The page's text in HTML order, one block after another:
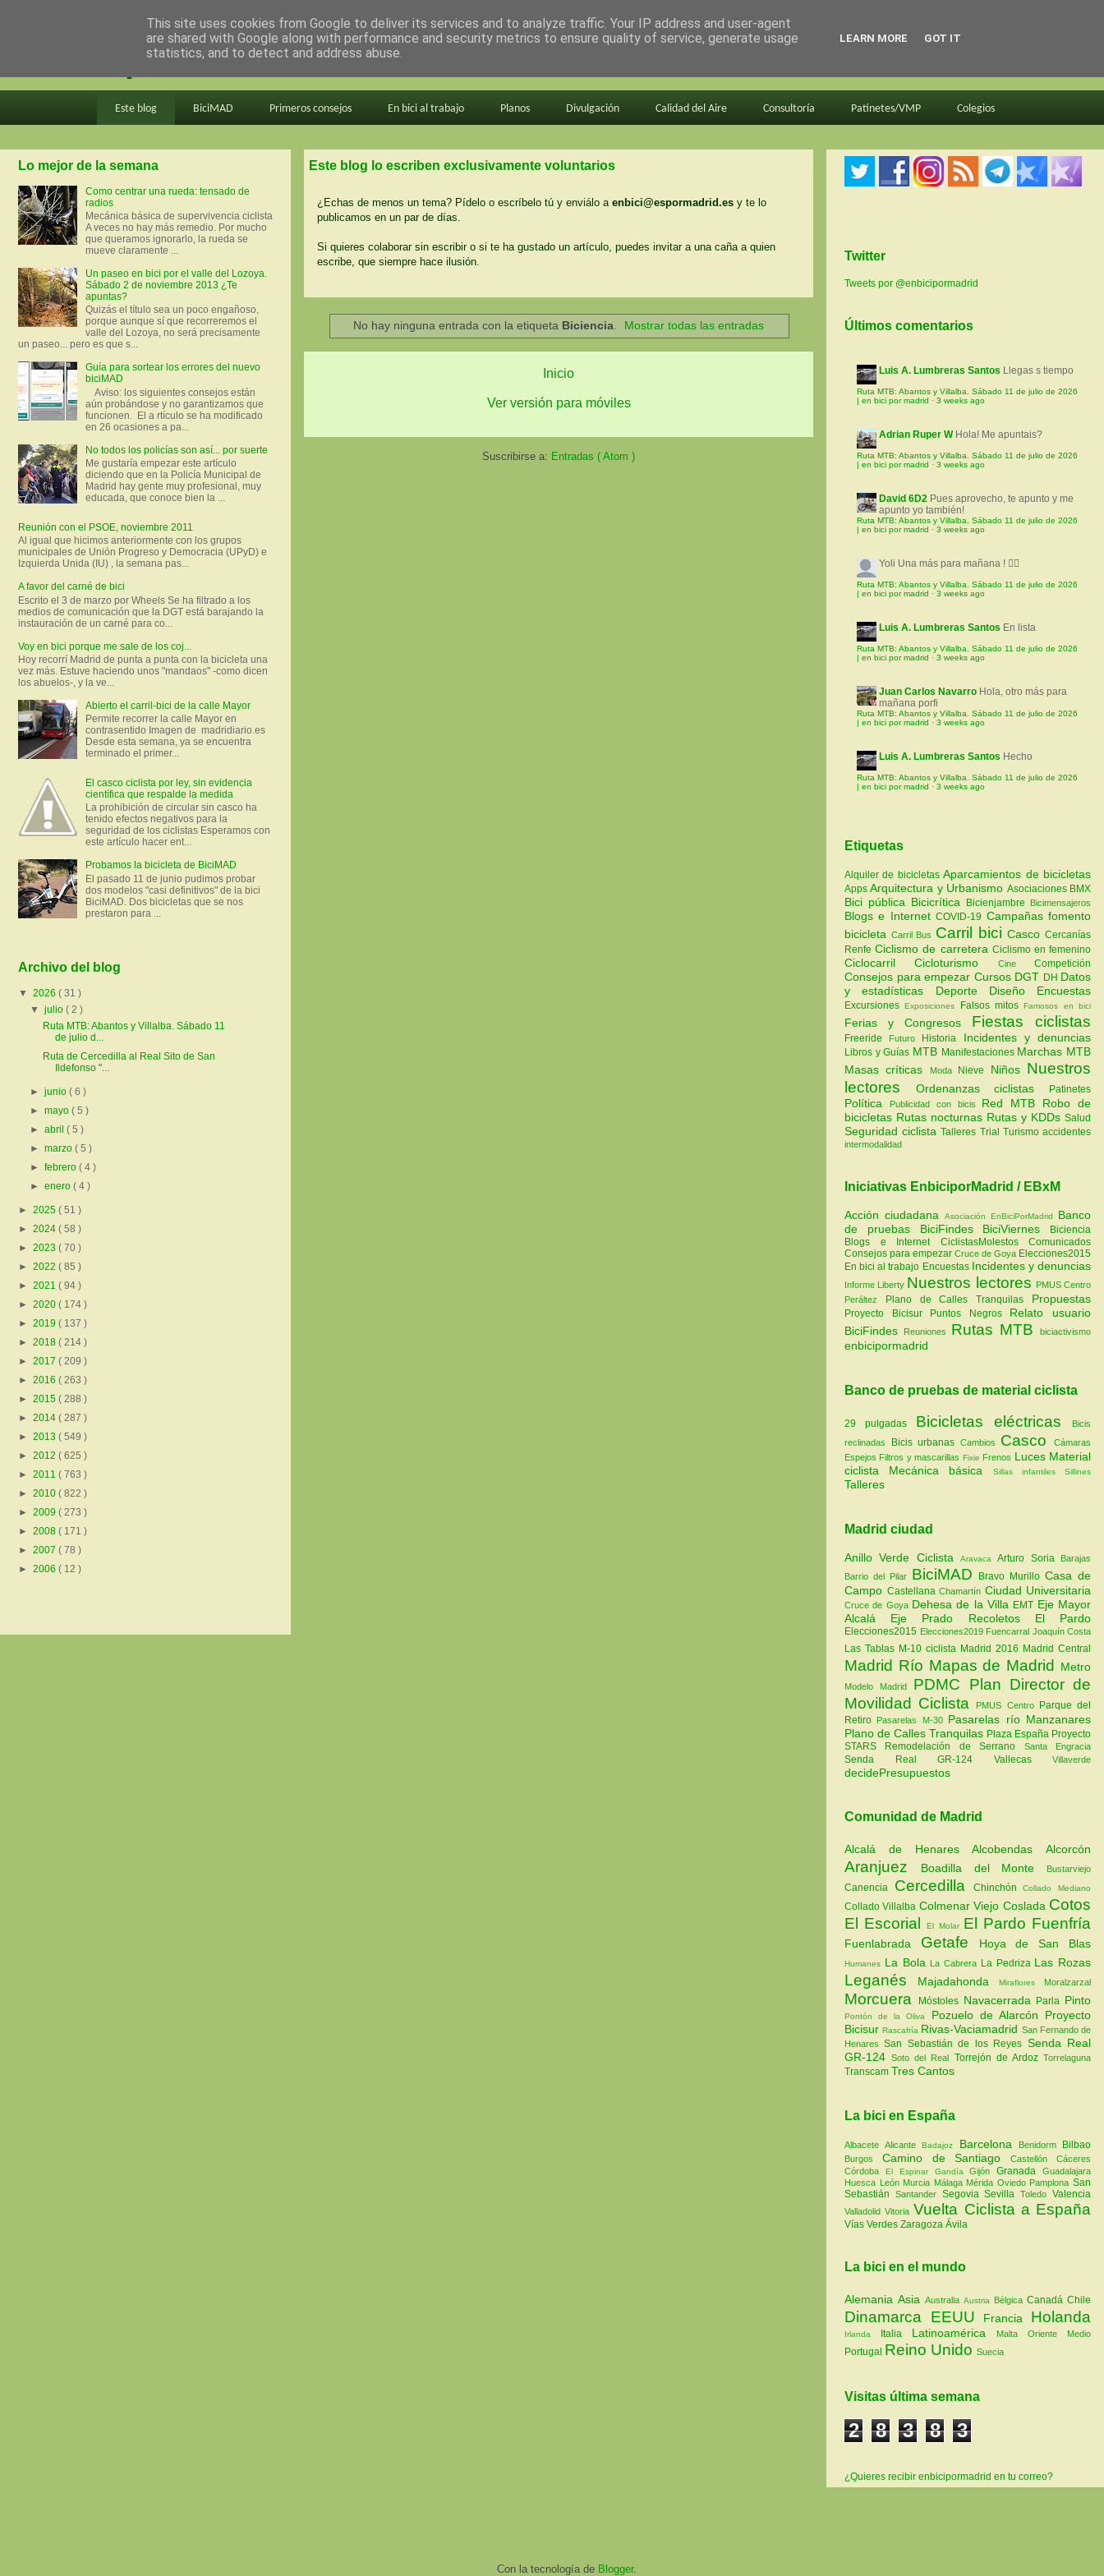
en bici por madrid
Este blog BiciMAD Primeros consejos En bici al trabajo Planos Divulgación Calidad del Aire Consultoría Patinetes/VMP Colegios
Este blog lo escriben exclusivamente voluntarios
¿Echas de menos un tema? Pídelo o escríbelo tú y enviálo a enbici@espormadrid.es y te lo
publicamos en un par de días.
Si quieres colaborar sin escribir o si te ha gustado un artículo, puedes invitar a una caña a quien
escribe, que siempre hace ilusión.
No hay ninguna entrada con la etiqueta Biciencia. Mostrar todas las entradas
Inicio
Ver versión para móviles
Suscribirse a: Entradas ( Atom )
Lo mejor de la semana
Como centrar una rueda: tensado de
radios
Mecánica básica de supervivencia ciclista
A veces no hay más remedio. Por mucho
que queramos ignorarlo, la rueda se
mueve claramente ...
Un paseo en bici por el valle del Lozoya.
Sábado 2 de noviembre 2013 ¿Te
apuntas?
Quizás el título sea un poco engañoso,
porque aunque sí que recorreremos el
valle del Lozoya, no será precisamente
un paseo... pero es que s...
Guía para sortear los errores del nuevo
biciMAD
Aviso: los siguientes consejos están
aún probándose y no garantizamos que
funcionen. El a rtículo se ha modificado
en 26 ocasiones a pa...
No todos los policías son así... por suerte
Me gustaría empezar este artículo
diciendo que en la Policía Municipal de
Madrid hay gente muy profesional, muy
educada, que conoce bien la ...
Reunión con el PSOE, noviembre 2011
Al igual que hicimos anteriormente con los grupos
municipales de Unión Progreso y Democracia (UPyD) e
Izquierda Unida (IU) , la semana pas...
A favor del carné de bici
Escrito el 3 de marzo por Wheels Se ha filtrado a los
medios de comunicación que la DGT está barajando la
instauración de un carné para co...
Voy en bici porque me sale de los coj...
Hoy recorrí Madrid de punta a punta con la bicicleta una
vez más. Estuve haciendo unos "mandaos" -como dicen
los abuelos-, y la ve...
Abierto el carril-bici de la calle Mayor
Permite recorrer la calle Mayor en
contrasentido Imagen de madridiario.es
Desde esta semana, ya se encuentra
terminado el primer...
El casco ciclista por ley, sin evidencia
científica que respalde la medida
La prohibición de circular sin casco ha
tenido efectos negativos para la
seguridad de los ciclistas Esperamos con
este artículo hacer ent...
Probamos la bicicleta de BiciMAD
El pasado 11 de junio pudimos probar
dos modelos "casi definitivos" de la bici
BiciMAD. Dos bicicletas que se nos
prestaron para ...
Archivo del blog
▼ 2026 ( 31 )
▼julio( 2 )
Ruta MTB: Abantos y Villalba. Sábado 11
de julio d...
Ruta de Cercedilla al Real Sito de San
Ildefonso "...
►junio( 6 )
►mayo( 5 )
►abril( 5 )
►marzo( 5 )
►febrero( 4 )
►enero( 4 )
► 2025 ( 51 )
► 2024 ( 58 )
► 2023 ( 70 )
► 2022 ( 85 )
► 2021 ( 94 )
► 2020 ( 174 )
► 2019 ( 137 )
► 2018 ( 214 )
► 2017 ( 209 )
► 2016 ( 263 )
► 2015 ( 288 )
► 2014 ( 287 )
► 2013 ( 549 )
► 2012 ( 625 )
► 2011 ( 763 )
► 2010 ( 822 )
► 2009 ( 273 )
► 2008 ( 171 )
► 2007 ( 78 )
► 2006 ( 12 )
Twitter
Tweets por @enbicipormadrid
Últimos comentarios
Luis A. Lumbreras Santos Llegas s tiempo
Ruta MTB: Abantos y Villalba. Sábado 11 de julio de 2026
| en bici por madrid · 3 weeks ago
Adrian Ruper W Hola! Me apuntais?
Ruta MTB: Abantos y Villalba. Sábado 11 de julio de 2026
| en bici por madrid · 3 weeks ago
David 6D2 Pues aprovecho, te apunto y me
apunto yo también!
Ruta MTB: Abantos y Villalba. Sábado 11 de julio de 2026
| en bici por madrid · 3 weeks ago
Yoli Una más para mañana ! 🚵‍♀️
Ruta MTB: Abantos y Villalba. Sábado 11 de julio de 2026
| en bici por madrid · 3 weeks ago
Luis A. Lumbreras Santos En lista
Ruta MTB: Abantos y Villalba. Sábado 11 de julio de 2026
| en bici por madrid · 3 weeks ago
Juan Carlos Navarro Hola, otro más para
mañana porfi
Ruta MTB: Abantos y Villalba. Sábado 11 de julio de 2026
| en bici por madrid · 3 weeks ago
Luis A. Lumbreras Santos Hecho
Ruta MTB: Abantos y Villalba. Sábado 11 de julio de 2026
| en bici por madrid · 3 weeks ago
Etiquetas
Alquiler de bicicletasAparcamientos de bicicletas
AppsArquitectura y Urbanismo Asociaciones BMX
Bici pública Bicicrítica Bicienjambre Bicimensajeros
Blogs e InternetCOVID-19 Campañas fomento
bicicleta Carril Bus Carril biciCascoCercanías
RenfeCiclismo de carretera Ciclismo en femenino
CiclocarrilCicloturismo CineCompetición
Consejos para empezar Cursos DGT DH Datos
y estadísticas Deporte Diseño Encuestas
ExcursionesExposiciones Falsos mitosFamosos en bici
Ferias y Congresos Fiestas ciclistas
Freeride Futuro Historia Incidentes y denuncias
Libros y Guías MTB Manifestaciones Marchas MTB
Masas críticas
Moda Nieve Niños Nuestros
lectores
Ordenanzas ciclistas Patinetes
Política Publicidad con bicis Red MTB Robo de
bicicletas Rutas nocturnas Rutas y KDDs Salud
Seguridad ciclistaTalleres Trial Turismoaccidentes
intermodalidad
Iniciativas EnbiciporMadrid / EBxM
Acción ciudadana Asociación EnBiciPorMadrid
Banco
de pruebas
BiciFindes BiciViernes
Biciencia
Blogs e Internet
CiclistasMolestos
Comunicados
Consejos para empezar Cruce de Goya Elecciones2015
En bici al trabajo Encuestas Incidentes y denuncias
Informe Liberty Nuestros lectores
PMUS Centro
Peráltez
Plano de Calles Tranquilas Propuestas
Proyecto Bicisur Puntos Negros
Relato usuario
BiciFindes
Reuniones Rutas MTB biciactivismo
enbicipormadrid
Banco de pruebas de material ciclista
29 pulgadas Bicicletas eléctricas
Bicis
reclinadas
Bicis urbanas Cambios Casco
Cámaras
Espejos Filtros y mascarillas Fixie Frenos Luces Material
ciclista
Mecánica básica Sillas infantiles Sillines
Talleres
Madrid ciudad
Anillo Verde Ciclista AravacaArturo Soria
Barajas
Barrio del Pilar BiciMAD Bravo MurilloCasa de
Campo Castellana Chamartín Ciudad Universitaria
Cruce de Goya Dehesa de la Villa EMT Eje Mayor
Alcalá Eje Prado Recoletos El Pardo
Elecciones2015 Elecciones2019 Fuencarral Joaquín Costa
Las Tablas M-10 ciclista Madrid 2016 Madrid Central
Madrid Río Mapas de Madrid Metro
Modelo Madrid PDMC Plan Director de
Movilidad Ciclista
PMUS Centro Parque del
Retiro Pasarelas M-30 Pasarelas río Manzanares
Plano de Calles Tranquilas Plaza España Proyecto
STARS Remodelación de Serrano Santa Engracia
Senda Real GR-124 Vallecas Villaverde
decidePresupuestos
Comunidad de Madrid
Alcalá de HenaresAlcobendas Alcorcón
Aranjuez Boadilla del Monte Bustarviejo
Canencia Cercedilla ChinchónCollado Mediano
Collado Villalba Colmenar Viejo Coslada Cotos
El EscorialEl Molar El Pardo Fuenfría
Fuenlabrada Getafe Hoya de San Blas
Humanes La Bola La Cabrera La Pedriza Las Rozas
Leganés Majadahonda Miraflores Moralzarzal
Morcuera Móstoles Navacerrada Parla Pinto
Pontón de la Oliva Pozuelo de Alarcón Proyecto
BicisurRascafría Rivas-Vaciamadrid San Fernando de
HenaresSan Sebastián de los Reyes Senda Real
GR-124Soto del Real Torrejón de ArdozTorrelaguna
Transcam Tres Cantos
La bici en España
AlbaceteAlicanteBadajoz Barcelona Benidorm Bilbao
Burgos Camino de SantiagoCastellónCáceres
Córdoba El Espinar GandíaGijónGranadaGuadalajara
Huesca León Murcia Málaga Mérida Oviedo PamplonaSan
Sebastián Santander SegoviaSevillaToledoValencia
ValladolidVitoria Vuelta Ciclista a España
Vías Verdes Zaragoza Ávila
La bici en el mundo
Alemania Asia Australia Austria Bélgica Canadá Chile
Dinamarca EEUU Francia Holanda
Irlanda Italia Latinoamérica Malta Oriente Medio
Portugal Reino Unido Suecia
Visitas última semana
2 8 3 8 3
¿Quieres recibir enbicipormadrid en tu correo?
Con la tecnología de Blogger.
This site uses cookies from Google to deliver its services and to analyze traffic. Your IP address and user-agent
are shared with Google along with performance and security metrics to ensure quality of service, generate usage
statistics, and to detect and address abuse.
LEARN MORE GOT IT